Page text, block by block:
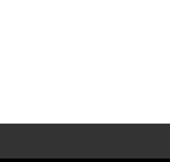
ぞれに合ったレッス